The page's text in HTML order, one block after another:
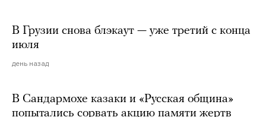
В Грузии снова блэкаут — уже третий с конца
июля
день назад
В Сандармохе казаки и «Русская община»
попытались сорвать акцию памяти жертв